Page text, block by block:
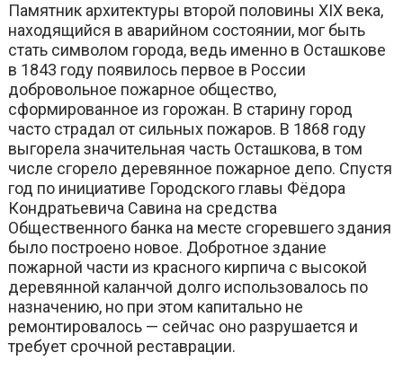
Памятник архитектуры второй половины XIX века,
находящийся в аварийном состоянии, мог быть
стать символом города, ведь именно в Осташкове
в 1843 году появилось первое в России
добровольное пожарное общество,
сформированное из горожан. В старину город
часто страдал от сильных пожаров. В 1868 году
выгорела значительная часть Осташкова, в том
числе сгорело деревянное пожарное депо. Спустя
год по инициативе Городского главы Фёдора
Кондратьевича Савина на средства
Общественного банка на месте сгоревшего здания
было построено новое. Добротное здание
пожарной части из красного кирпича с высокой
деревянной каланчой долго использовалось по
назначению, но при этом капитально не
ремонтировалось — сейчас оно разрушается и
требует срочной реставрации.